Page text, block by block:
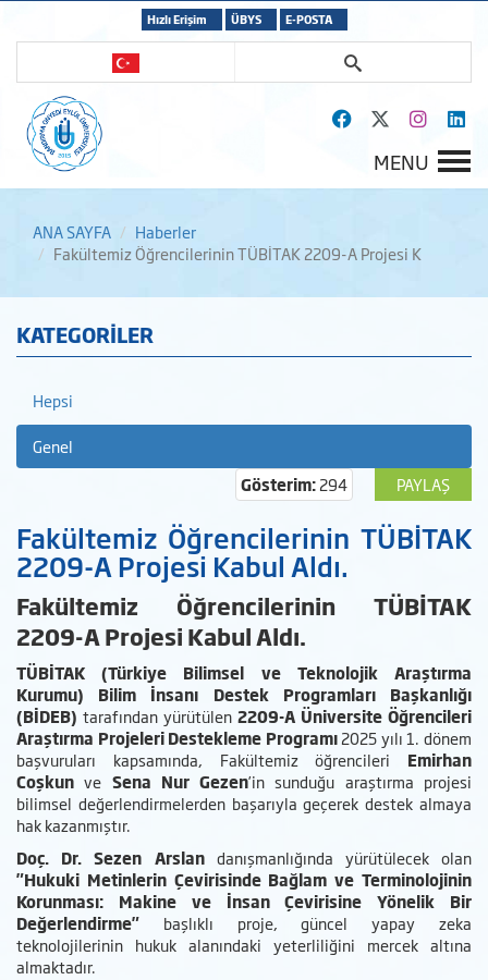
Hızlı Erişim ÜBYS E-POSTA
MENU
ANA SAYFA
Haberler
Fakültemiz Öğrencilerinin TÜBİTAK 2209-A Projesi K
KATEGORİLER
Hepsi
Genel
PAYLAŞ
Gösterim:294
Fakültemiz Öğrencilerinin TÜBİTAK
2209-A Projesi Kabul Aldı.
Fakültemiz Öğrencilerinin TÜBİTAK
2209-A Projesi Kabul Aldı.
TÜBİTAK (Türkiye Bilimsel ve Teknolojik Araştırma
Kurumu) Bilim İnsanı Destek Programları Başkanlığı
(BİDEB) tarafından yürütülen 2209-A Üniversite Öğrencileri
Araştırma Projeleri Destekleme Programı2025 yılı 1. dönem
başvuruları kapsamında, Fakültemiz öğrencileri Emirhan
Coşkunve Sena Nur Gezen’in sunduğu araştırma projesi
bilimsel değerlendirmelerden başarıyla geçerek destek almaya
hak kazanmıştır.
Doç. Dr. Sezen Arslandanışmanlığında yürütülecek olan
"Hukuki Metinlerin Çevirisinde Bağlam ve Terminolojinin
Korunması: Makine ve İnsan Çevirisine Yönelik Bir
Değerlendirme" başlıklı proje, güncel yapay zeka
teknolojilerinin hukuk alanındaki yeterliliğini mercek altına
almaktadır.